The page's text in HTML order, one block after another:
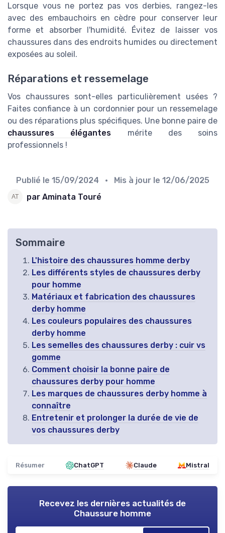
Lorsque vous ne portez pas vos derbies, rangez-les
avec des embauchoirs en cèdre pour conserver leur
forme et absorber l'humidité. Évitez de laisser vos
chaussures dans des endroits humides ou directement
exposées au soleil.
Réparations et ressemelage
Vos chaussures sont-elles particulièrement usées ?
Faites confiance à un cordonnier pour un ressemelage
ou des réparations plus spécifiques. Une bonne paire de
chaussures élégantes mérite des soins
professionnels !
Publié le 15/09/2024 • Mis à jour le 12/06/2025
par Aminata Touré
Sommaire
L'histoire des chaussures homme derby
Les différents styles de chaussures derby
pour homme
Matériaux et fabrication des chaussures
derby homme
Les couleurs populaires des chaussures
derby homme
Les semelles des chaussures derby : cuir vs
gomme
Comment choisir la bonne paire de
chaussures derby pour homme
Les marques de chaussures derby homme à
connaître
Entretenir et prolonger la durée de vie de
vos chaussures derby
Résumer ChatGPT Claude Mistral
Recevez les dernières actualités de
Chaussure homme